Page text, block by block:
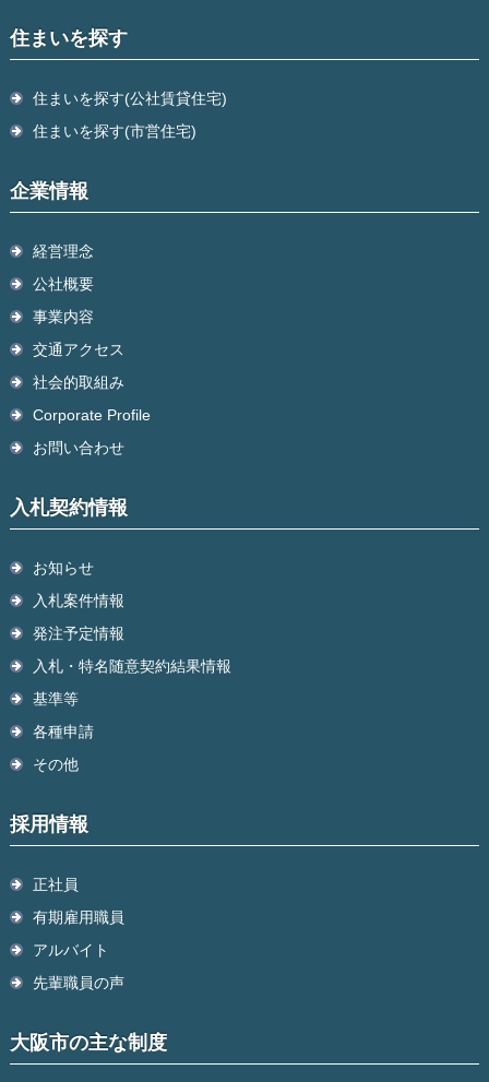
住まいを探す
住まいを探す(公社賃貸住宅)
住まいを探す(市営住宅)
企業情報
経営理念
公社概要
事業内容
交通アクセス
社会的取組み
Corporate Profile
お問い合わせ
入札契約情報
お知らせ
入札案件情報
発注予定情報
入札・特名随意契約結果情報
基準等
各種申請
その他
採用情報
正社員
有期雇用職員
アルバイト
先輩職員の声
大阪市の主な制度